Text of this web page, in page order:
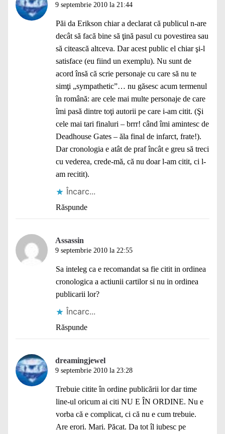
9 septembrie 2010 la 21:44
Păi da Erikson chiar a declarat că publicul n-are
decât să facă bine să ţină pasul cu povestirea sau
să citească altceva. Dar acest public el chiar şi-l
satisface (eu fiind un exemplu). Nu sunt de
acord însă că scrie personaje cu care să nu te
simţi „sympathetic”… nu găsesc acum termenul
în română: are cele mai multe personaje de care
îmi pasă dintre toţi autorii pe care i-am citit. (Şi
cele mai tari finaluri – brrr! când îmi amintesc de
Deadhouse Gates – ăla final de infarct, frate!).
Dar cronologia e atât de praf încât e greu să treci
cu vederea, crede-mă, că nu doar l-am citit, ci l-
am recitit).
Încarc...
Răspunde
Assassin
9 septembrie 2010 la 22:55
Sa inteleg ca e recomandat sa fie citit in ordinea
cronologica a actiunii cartilor si nu in ordinea
publicarii lor?
Încarc...
Răspunde
dreamingjewel
9 septembrie 2010 la 23:28
Trebuie citite în ordine publicării lor dar time
line-ul oricum ai citi NU E ÎN ORDINE. Nu e
vorba că e complicat, ci că nu e cum trebuie.
Are erori. Mari. Păcat. Da tot îl iubesc pe